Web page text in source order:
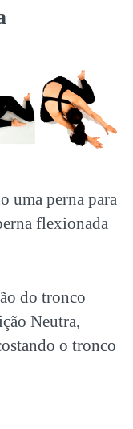
uma perna para
flexionada
do tronco
Neutra,
o tronco